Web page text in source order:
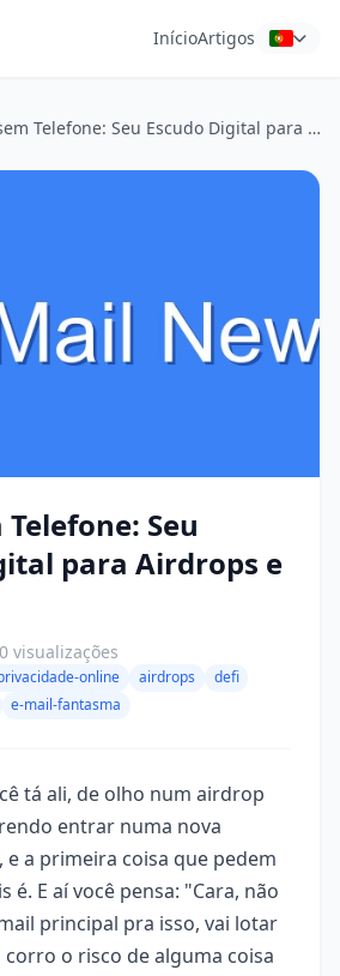
InícioArtigos
Gmail sem Telefone: Seu Escudo Digital para Airdrops e DeFi
Seu
para Airdrops e
visualizações
online airdrops
defi
e-mail-fantasma
tá ali, de olho num airdrop
entrar numa nova
e a primeira coisa que pedem
é. E aí você pensa: "Cara, não
principal pra isso, vai lotar
corro o risco de alguma coisa